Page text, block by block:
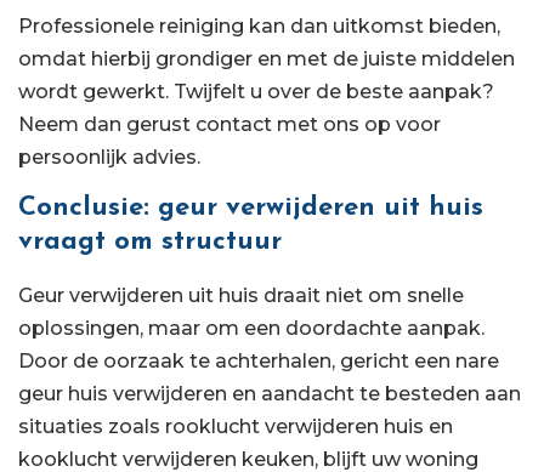
Professionele reiniging kan dan uitkomst bieden,
omdat hierbij grondiger en met de juiste middelen
wordt gewerkt. Twijfelt u over de beste aanpak?
Neem dan gerust contact met ons op voor
persoonlijk advies.
Conclusie: geur verwijderen uit huis
vraagt om structuur
Geur verwijderen uit huis draait niet om snelle
oplossingen, maar om een doordachte aanpak.
Door de oorzaak te achterhalen, gericht een nare
geur huis verwijderen en aandacht te besteden aan
situaties zoals rooklucht verwijderen huis en
kooklucht verwijderen keuken, blijft uw woning